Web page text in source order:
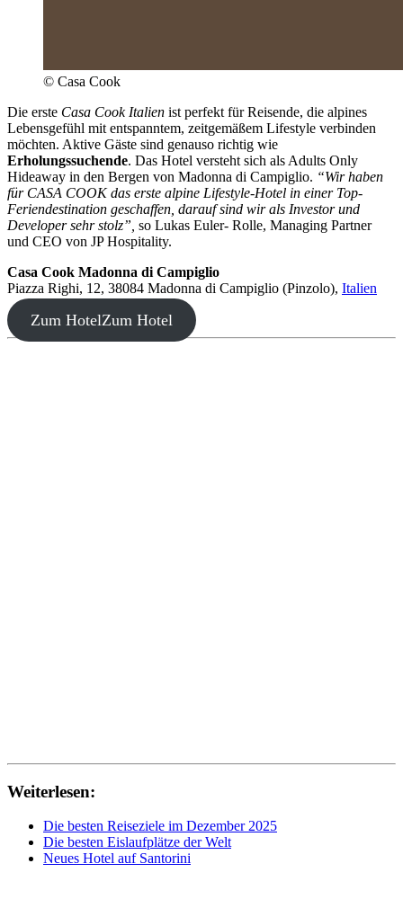
© Casa Cook
Die erste Casa Cook Italien ist perfekt für Reisende, die alpines
Lebensgefühl mit entspanntem, zeitgemäßem Lifestyle verbinden
möchten. Aktive Gäste sind genauso richtig wie
Erholungssuchende. Das Hotel versteht sich als Adults Only
Hideaway in den Bergen von Madonna di Campiglio. “Wir haben
für CASA COOK das erste alpine Lifestyle-Hotel in einer Top-
Feriendestination geschaffen, darauf sind wir als Investor und
Developer sehr stolz”, so Lukas Euler- Rolle, Managing Partner
und CEO von JP Hospitality.
Casa Cook Madonna di Campiglio
Piazza Righi, 12, 38084 Madonna di Campiglio (Pinzolo), Italien
Zum HotelZum Hotel
Weiterlesen:
Die besten Reiseziele im Dezember 2025
Die besten Eislaufplätze der Welt
Neues Hotel auf Santorini